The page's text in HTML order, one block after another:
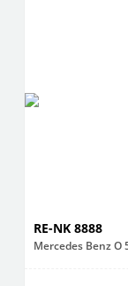
RE-NK 8888
Mercedes Benz O